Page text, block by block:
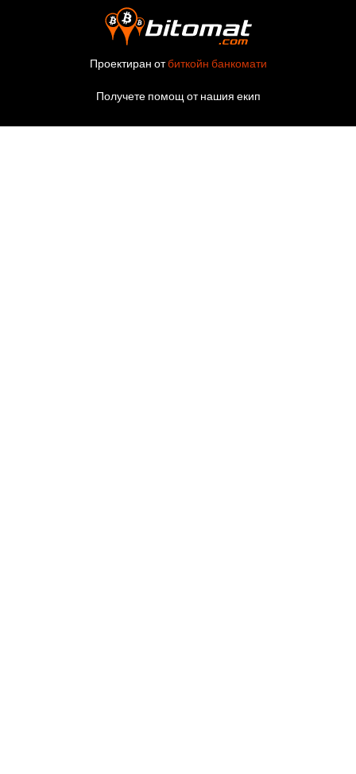
Проектиран отбиткойн банкомати
Получете помощ от нашия екип